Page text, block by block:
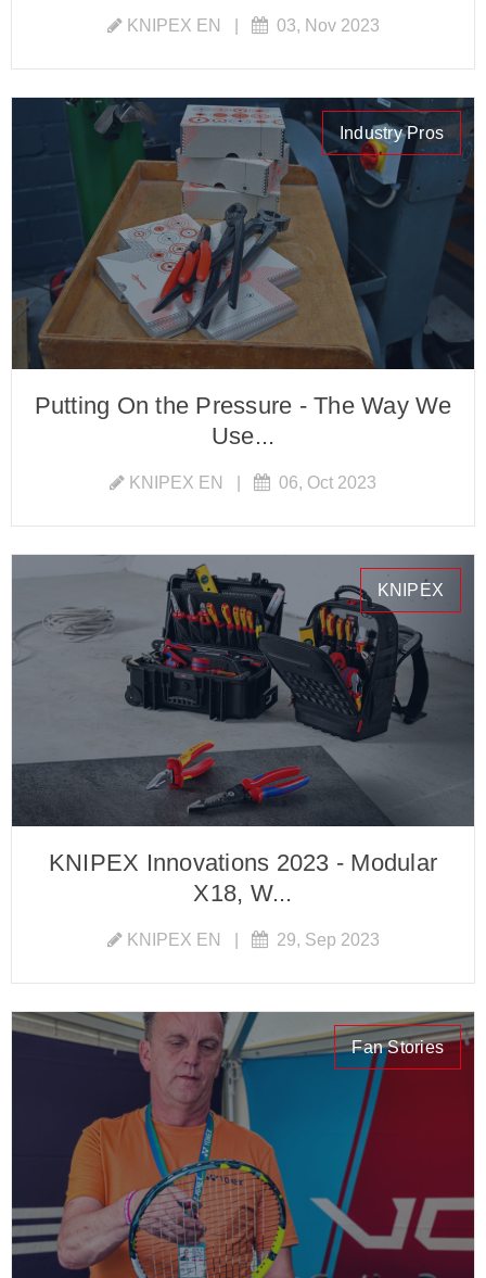
KNIPEX EN 03, Nov 2023
Industry Pros
Putting On the Pressure - The Way We
Use...
KNIPEX EN 06, Oct 2023
KNIPEX
KNIPEX Innovations 2023 - Modular
X18, W...
KNIPEX EN 29, Sep 2023
Fan Stories